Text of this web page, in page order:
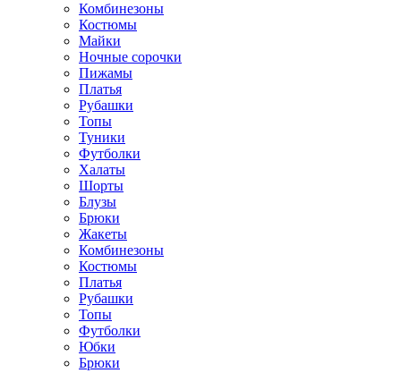
Комбинезоны
Костюмы
Майки
Ночные сорочки
Пижамы
Платья
Рубашки
Топы
Туники
Футболки
Халаты
Шорты
Блузы
Брюки
Жакеты
Комбинезоны
Костюмы
Платья
Рубашки
Топы
Футболки
Юбки
Брюки